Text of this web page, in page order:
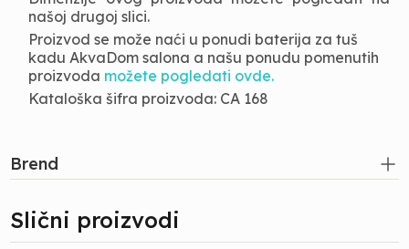
našoj drugoj slici.
Proizvod se može naći u ponudi baterija za tuš
kadu AkvaDom salona a našu ponudu pomenutih
proizvoda možete pogledati ovde.
Kataloška šifra proizvoda: CA 168
Brend
Slični proizvodi